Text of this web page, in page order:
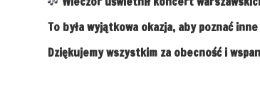
To była wyjątkowa okazja, aby poznać
Dziękujemy wszystkim za obecność i